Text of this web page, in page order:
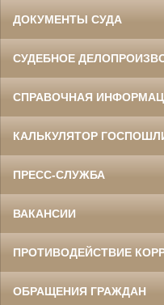
ДОКУМЕНТЫ СУДА
СУДЕБНОЕ
СПРАВОЧНАЯ
КАЛЬКУЛЯТОР
ПРЕСС-СЛУЖБА
ВАКАНСИИ
ПРОТИВОДЕЙСТВИЕ
ОБРАЩЕНИЯ ГРАЖДАН